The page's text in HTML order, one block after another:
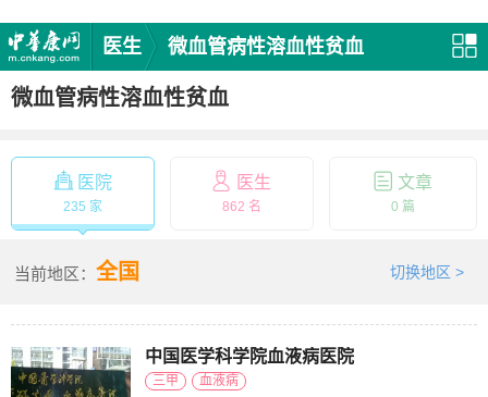
医生 微血管病性溶血性贫血
微血管病性溶血性贫血
医院
235 家
医生
862 名
文章
0 篇
当前地区： 全国 切换地区 >
中国医学科学院血液病医院
三甲 血液病